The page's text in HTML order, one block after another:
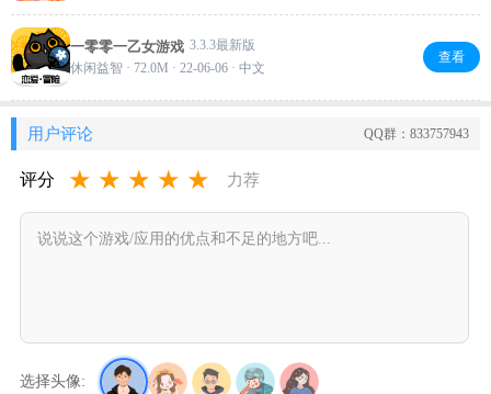
一零零一乙女游戏 3.3.3最新版
休闲益智 · 72.0M · 22-06-06 · 中文
查看
用户评论 QQ群：833757943
评分 ★ ★ ★ ★ ★ 力荐
选择头像: